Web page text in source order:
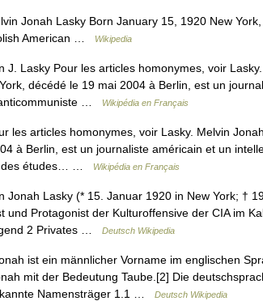
Jonah Lasky Born January 15, 1920 New York,
American …
Wikipedia
J. Lasky Pour les articles homonymes, voir
décédé le 19 mai 2004 à Berlin, est un
…
Wikipédia en Français
les articles homonymes, voir Lasky. Melvin
à Berlin, est un journaliste américain et un
des études… …
Wikipédia en Français
Jonah Lasky (* 15. Januar 1920 in New York; †
und Protagonist der Kulturoffensive der CIA im
2 Privates …
Deutsch Wikipedia
ist ein männlicher Vorname im englischen
mit der Bedeutung Taube.[2] Die
Namensträger 1.1 …
Deutsch Wikipedia